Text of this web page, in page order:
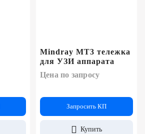
Mindray MT3 тележка
для УЗИ аппарата
Цена по запросу
Запросить КП
Купить